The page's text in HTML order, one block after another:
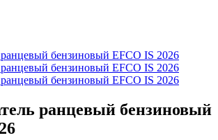
ранцевый бензиновый